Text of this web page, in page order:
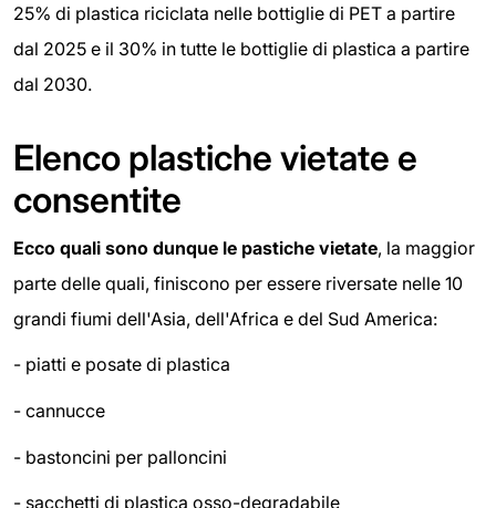
25% di plastica riciclata nelle bottiglie di PET a partire
dal 2025 e il 30% in tutte le bottiglie di plastica a partire
dal 2030.
Elenco plastiche vietate e
consentite
Ecco quali sono dunque le pastiche vietate, la maggior
parte delle quali, finiscono per essere riversate nelle 10
grandi fiumi dell'Asia, dell'Africa e del Sud America:
- piatti e posate di plastica
- cannucce
- bastoncini per palloncini
- sacchetti di plastica osso-degradabile